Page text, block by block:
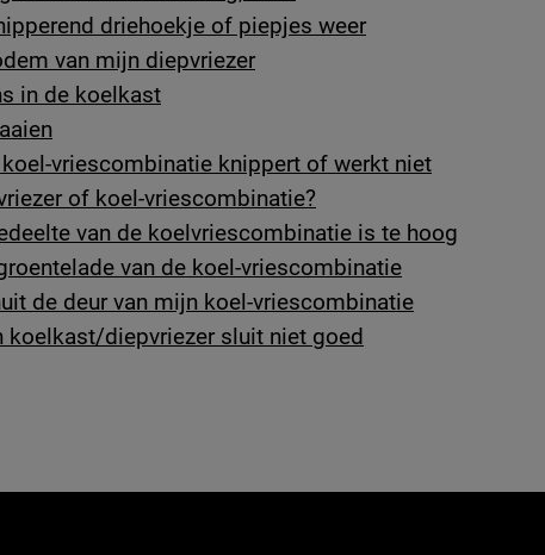
driehoekje of piepjes weer
van mijn diepvriezer
in de koelkast
vriescombinatie knippert of werkt niet
of koel-vriescombinatie?
van de koelvriescombinatie is te hoog
van de koel-vriescombinatie
de deur van mijn koel-vriescombinatie
koelkast/diepvriezer sluit niet goed